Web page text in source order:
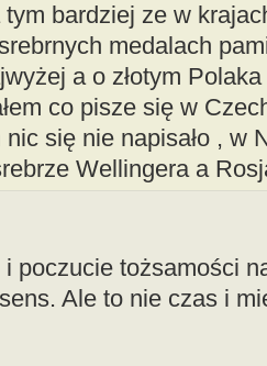
bardziej ze w
medalach
a o złotym
co pisze się w
się nie napisało , w
Wellingera a
poczucie tożsamości
Ale to nie czas i